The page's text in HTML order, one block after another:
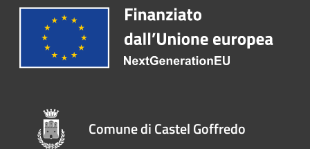
Comune di Castel Goffredo